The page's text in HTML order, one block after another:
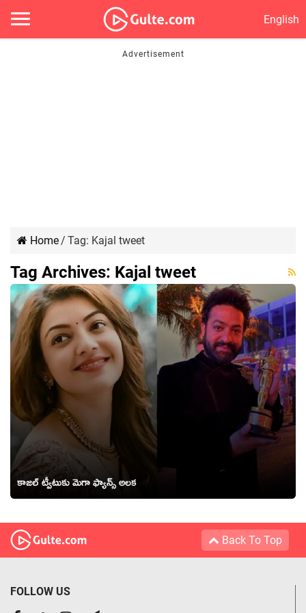
English
Home/ Tag: Kajal tweet
Tag Archives: Kajal tweet
కాజల్ ట్వీటుకు మెగా ఫ్యాన్స్ అలక
Back To Top
FOLLOW US